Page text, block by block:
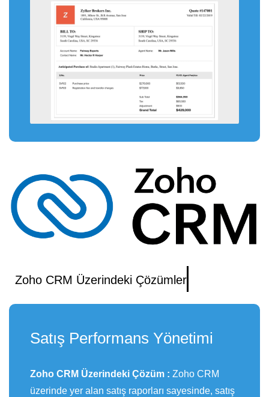
Zoho CRM Üzerindeki Çözümler
Satış Performans Yönetimi
Zoho CRM Üzerindeki Çözüm : Zoho CRM
üzerinde yer alan satış raporları sayesinde, satış